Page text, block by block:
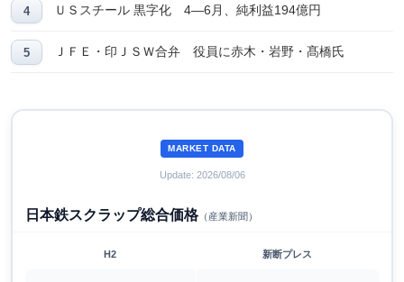
ＵＳスチール 黒字化 4―6月、純利益194億円
ＪＦＥ・印ＪＳＷ合弁 役員に赤木・岩野・髙橋氏
MARKET DATA
Update: 2026/08/06
日本鉄スクラップ総合価格（産業新聞）
H2 新断プレス